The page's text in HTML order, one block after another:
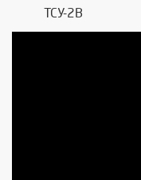
ТСУ-2В